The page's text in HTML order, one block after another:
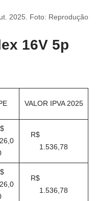
2025. Foto: Reprodução
16V 5p
VALOR IPVA 2025
R$
1.536,78
R$
1.536,78